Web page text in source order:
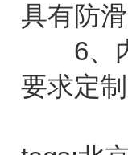
具有防
6、内
要求定